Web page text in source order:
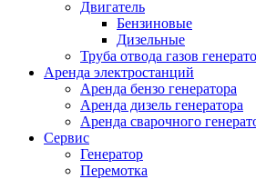
Двигатель
Бензиновые
Дизельные
Труба отвода газов
Аренда электростанций
Аренда бензо генератора
Аренда дизель генератора
Аренда сварочного
Сервис
Генератор
Перемотка